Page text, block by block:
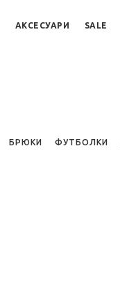
АКСЕСУАРИ SALE
БРЮКИ ФУТБОЛКИ